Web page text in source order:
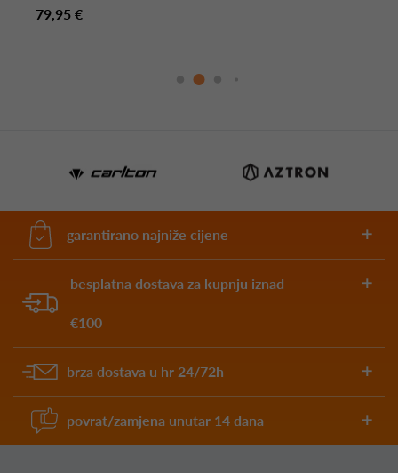
79,95 €
garantirano najniže cijene
besplatna dostava za kupnju iznad
€100
brza dostava u hr 24/72h
povrat/zamjena unutar 14 dana